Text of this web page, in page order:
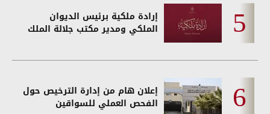
إرادة ملكية برئيس الديوان
الملكي ومدير مكتب جلالة الملك
إعلان هام من إدارة الترخيص حول
الفحص العملي للسواقين